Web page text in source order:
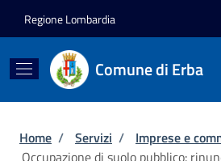
Regione Lombardia
Comune di Erba
Briciole di pane
Home / Servizi / Imprese e
Occupazione di suolo pubblico: